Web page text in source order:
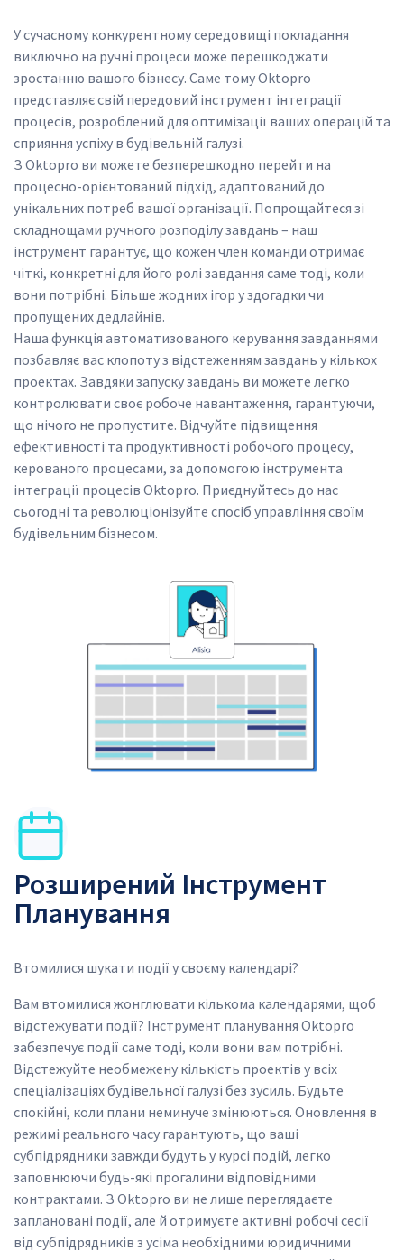
У сучасному конкурентному середовищі покладання
виключно на ручні процеси може перешкоджати
зростанню вашого бізнесу. Саме тому Oktopro
представляє свій передовий інструмент інтеграції
процесів, розроблений для оптимізації ваших операцій та
сприяння успіху в будівельній галузі.
З Oktopro ви можете безперешкодно перейти на
процесно-орієнтований підхід, адаптований до
унікальних потреб вашої організації. Попрощайтеся зі
складнощами ручного розподілу завдань – наш
інструмент гарантує, що кожен член команди отримає
чіткі, конкретні для його ролі завдання саме тоді, коли
вони потрібні. Більше жодних ігор у здогадки чи
пропущених дедлайнів.
Наша функція автоматизованого керування завданнями
позбавляє вас клопоту з відстеженням завдань у кількох
проектах. Завдяки запуску завдань ви можете легко
контролювати своє робоче навантаження, гарантуючи,
що нічого не пропустите. Відчуйте підвищення
ефективності та продуктивності робочого процесу,
керованого процесами, за допомогою інструмента
інтеграції процесів Oktopro. Приєднуйтесь до нас
сьогодні та революціонізуйте спосіб управління своїм
будівельним бізнесом.
SVG
Розширений Інструмент
Планування
Втомилися шукати події у своєму календарі?
Вам втомилися жонглювати кількома календарями, щоб
відстежувати події? Інструмент планування Oktopro
забезпечує події саме тоді, коли вони вам потрібні.
Відстежуйте необмежену кількість проектів у всіх
спеціалізаціях будівельної галузі без зусиль. Будьте
спокійні, коли плани неминуче змінюються. Оновлення в
режимі реального часу гарантують, що ваші
субпідрядники завжди будуть у курсі подій, легко
заповнюючи будь-які прогалини відповідними
контрактами. З Oktopro ви не лише переглядаєте
заплановані події, але й отримуєте активні робочі сесії
від субпідрядників з усіма необхідними юридичними